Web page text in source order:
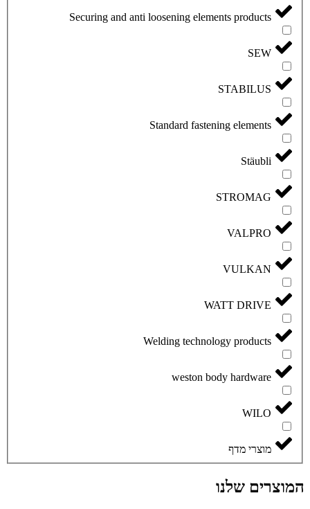
Securing and anti loosening elements products
SEW
STABILUS
Standard fastening elements
Stäubli
STROMAG
VALPRO
VULKAN
WATT DRIVE
Welding technology products
weston body hardware
WILO
מוצרי מדף
המוצרים שלנו